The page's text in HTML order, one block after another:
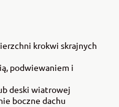
krokwi skrajnych
podwiewaniem i
deski wiatrowej
boczne dachu